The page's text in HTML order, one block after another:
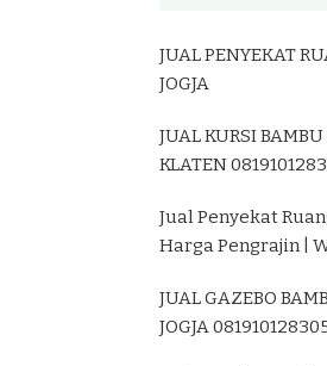
JUAL PENYEKAT
JOGJA
JUAL KURSI
KLATEN
Jual Penyekat
Harga Pengrajin |
JUAL GAZEBO
JOGJA